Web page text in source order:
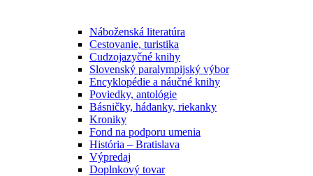
Náboženská literatúra
Cestovanie, turistika
Cudzojazyčné knihy
Slovenský paralympijský výbor
Encyklopédie a náučné knihy
Poviedky, antológie
Básničky, hádanky, riekanky
Kroniky
Fond na podporu umenia
História – Bratislava
Výpredaj
Doplnkový tovar